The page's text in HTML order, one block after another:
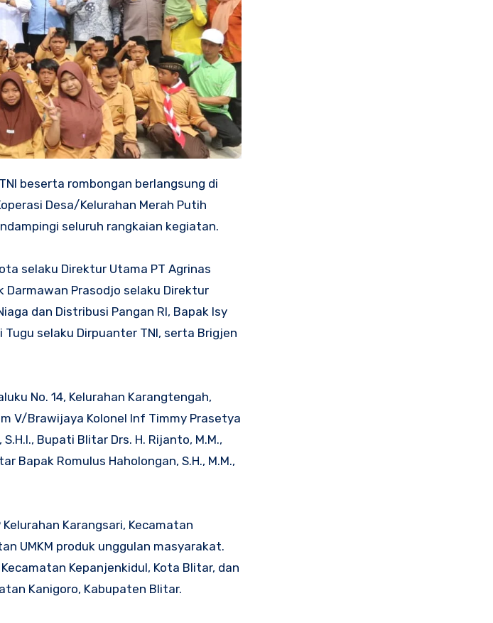
beserta rombongan berlangsung di
Desa/Kelurahan Merah Putih
seluruh rangkaian kegiatan.
selaku Direktur Utama PT Agrinas
Darmawan Prasodjo selaku Direktur
dan Distribusi Pangan RI, Bapak Isy
selaku Dirpuanter TNI, serta Brigjen
No. 14, Kelurahan Karangtengah,
V/Brawijaya Kolonel Inf Timmy Prasetya
Bupati Blitar Drs. H. Rijanto, M.M.,
Bapak Romulus Haholongan, S.H., M.M.,
Karangsari, Kecamatan
UMKM produk unggulan masyarakat.
Kepanjenkidul, Kota Blitar, dan
Kanigoro, Kabupaten Blitar.